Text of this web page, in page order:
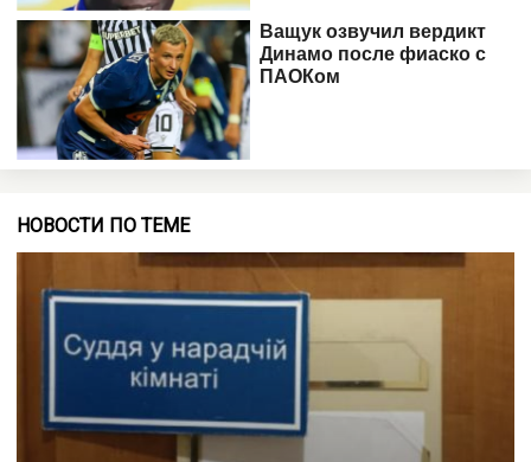
НОВОСТИ ПО ТЕМЕ